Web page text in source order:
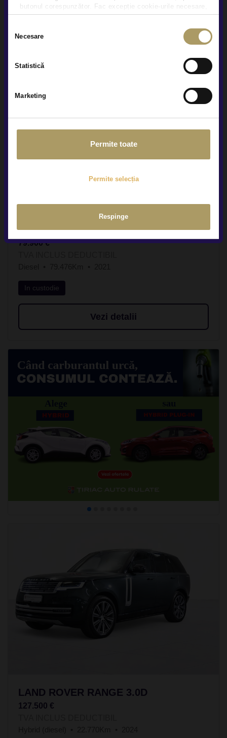
butonul corespunzător. Fac excepție cookie-urile necesare,
care sunt activate automat, conform legislației în vigoare.
Necesare
Statistică
Marketing
Permite toate
Permite selecția
Respinge
LAND ROVER RANGE 4.4 D
79.900 €
In custodie
Vezi detalii
LAND ROVER RANGE 3.0D
127.500 €